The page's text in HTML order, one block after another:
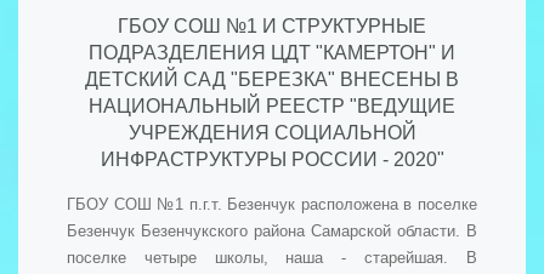
ГБОУ СОШ №1 И СТРУКТУРНЫЕ
ПОДРАЗДЕЛЕНИЯ ЦДТ "КАМЕРТОН" И
ДЕТСКИЙ САД "БЕРЕЗКА" ВНЕСЕНЫ В
НАЦИОНАЛЬНЫЙ РЕЕСТР "ВЕДУЩИЕ
УЧРЕЖДЕНИЯ СОЦИАЛЬНОЙ
ИНФРАСТРУКТУРЫ РОССИИ - 2020"
ГБОУ СОШ №1 п.г.т. Безенчук расположена в поселке
Безенчук Безенчукского района Самарской области. В
поселке четыре школы, наша - старейшая. В